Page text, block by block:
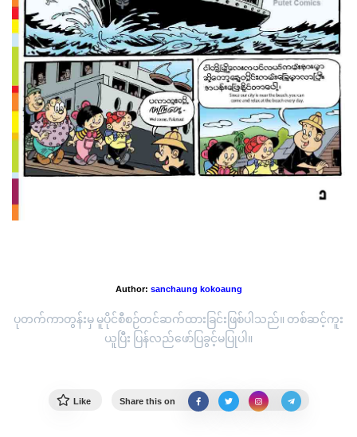
Author: sanchaung kokoaung
ပုတက်ကာတွန်းမှ မူပိုင်စီစဉ်တင်ဆက်ထားခြင်းဖြစ်ပါသည်။ တစ်ဆင့်ကူး
ယူပြီး ပြန်လည်ဖော်ပြခွင့်မပြုပါ။
Like Share this on